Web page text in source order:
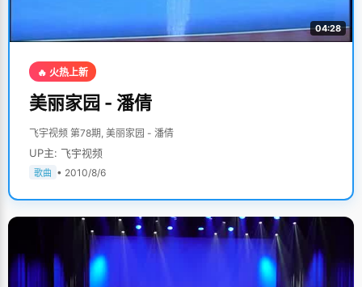
04:28
🔥 火热上新
美丽家园 - 潘倩
飞宇视频 第78期, 美丽家园 - 潘倩
UP主: 飞宇视频
歌曲 • 2010/8/6